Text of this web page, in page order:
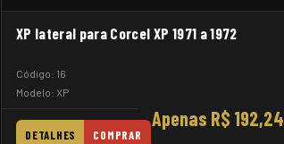
XP lateral para Corcel XP 1971 a 1972
Código: 16
Modelo: XP
Apenas R$ 192,24
DETALHES COMPRAR